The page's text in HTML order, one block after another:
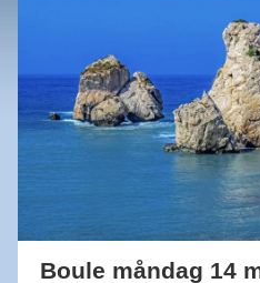
LÄNKAR
Boule måndag 14